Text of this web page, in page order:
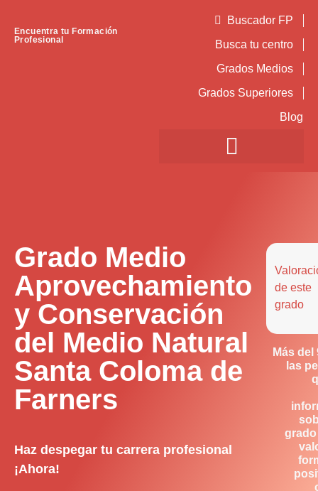
Encuentra tu Formación
Profesional
Buscador FP
Busca tu centro
Grados Medios
Grados Superiores
Blog
Grado Medio
Aprovechamiento
y Conservación
del Medio Natural
Santa Coloma de
Farners
Haz despegar tu carrera profesional
¡Ahora!
de este
grado
Más del
las